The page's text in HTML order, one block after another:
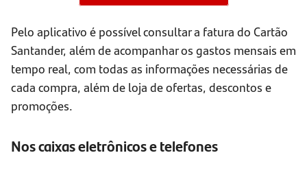
Pelo aplicativo é possível consultar a fatura do Cartão
Santander, além de acompanhar os gastos mensais em
tempo real, com todas as informações necessárias de
cada compra, além de loja de ofertas, descontos e
promoções.
Nos caixas eletrônicos e telefones